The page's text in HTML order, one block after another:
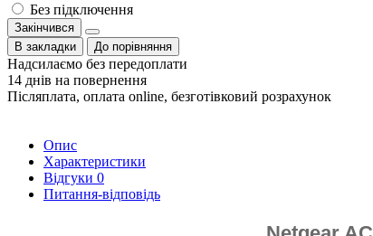
Без підключення
Закінчився
В закладки
До порівняння
Надсилаємо без передоплати
14 днів на повернення
Післяплата, оплата online, безготівковий розрахунок
Опис
Характеристики
Відгуки 0
Питання-відповідь